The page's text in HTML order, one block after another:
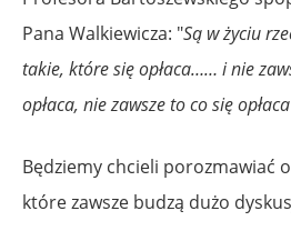
Pana Walkiewicza: "Są w życiu
takie, które się opłaca…… i nie
opłaca, nie zawsze to co się
Będziemy chcieli porozmawiać
które zawsze budzą dużo